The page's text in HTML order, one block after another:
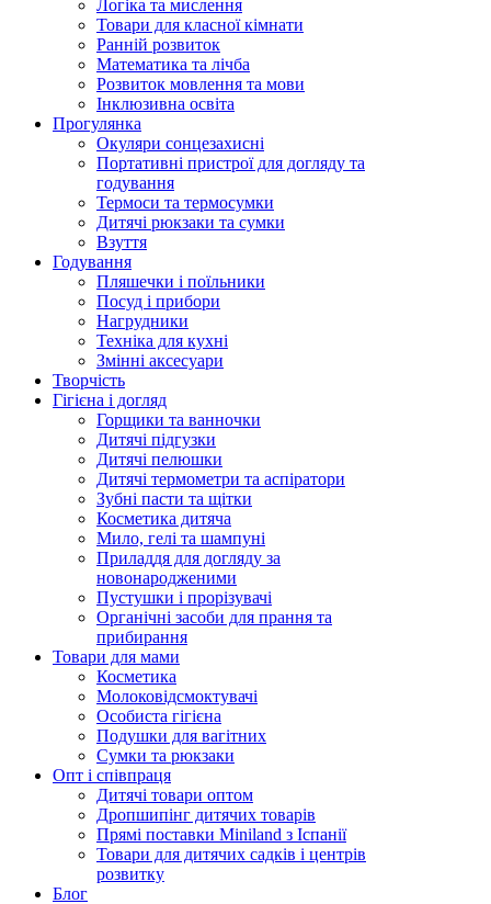
Логіка та мислення
Товари для класної кімнати
Ранній розвиток
Математика та лічба
Розвиток мовлення та мови
Інклюзивна освіта
Прогулянка
Окуляри сонцезахисні
Портативні пристрої для догляду та
годування
Термоси та термосумки
Дитячі рюкзаки та сумки
Взуття
Годування
Пляшечки і поїльники
Посуд і прибори
Нагрудники
Техніка для кухні
Змінні аксесуари
Творчість
Гігієна і догляд
Горщики та ванночки
Дитячі підгузки
Дитячі пелюшки
Дитячі термометри та аспіратори
Зубні пасти та щітки
Косметика дитяча
Мило, гелі та шампуні
Приладдя для догляду за
новонародженими
Пустушки і прорізувачі
Органічні засоби для прання та
прибирання
Товари для мами
Косметика
Молоковідсмоктувачі
Особиста гігієна
Подушки для вагітних
Сумки та рюкзаки
Опт і співпраця
Дитячі товари оптом
Дропшипінг дитячих товарів
Прямі поставки Miniland з Іспанії
Товари для дитячих садків і центрів
розвитку
Блог